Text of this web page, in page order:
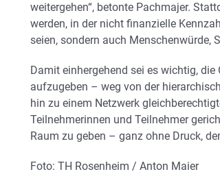
weitergehen“, betonte Pachmajer.
werden, in der nicht finanzielle
seien, sondern auch Menschenwürde,
Damit einhergehend sei es wichtig,
aufzugeben – weg von der
hin zu einem Netzwerk
Teilnehmerinnen und Teilnehmer
Raum zu geben – ganz ohne Druck,
Foto: TH Rosenheim / Anton Maier